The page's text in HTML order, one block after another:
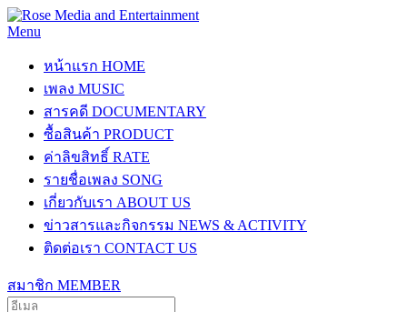
Menu
หน้าแรก HOME
เพลง MUSIC
สารคดี DOCUMENTARY
ซื้อสินค้า PRODUCT
ค่าลิขสิทธิ์ RATE
รายชื่อเพลง SONG
เกี่ยวกับเรา ABOUT US
ข่าวสารและกิจกรรม NEWS & ACTIVITY
ติดต่อเรา CONTACT US
สมาชิก MEMBER